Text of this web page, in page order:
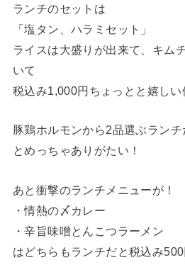
ランチのセットは
「塩タン、ハラミセット」
ライスは大盛りが出来て、キム
いて
税込み1,000円ちょっとと嬉しい
豚鶏ホルモンから2品選ぶラン
とめっちゃありがたい！
あと衝撃のランチメニューが！
・情熱の〆カレー
・辛旨味噌とんこつラーメン
はどちらもランチだと税込み500